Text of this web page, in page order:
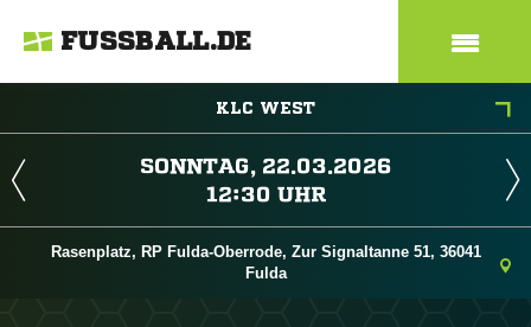
FUSSBALL.DE
KLC WEST
 
 
Rasenplatz, RP Fulda-Oberrode, Zur Signaltanne 51, 36041
Fulda